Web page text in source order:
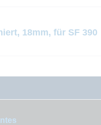
18mm, für SF 390